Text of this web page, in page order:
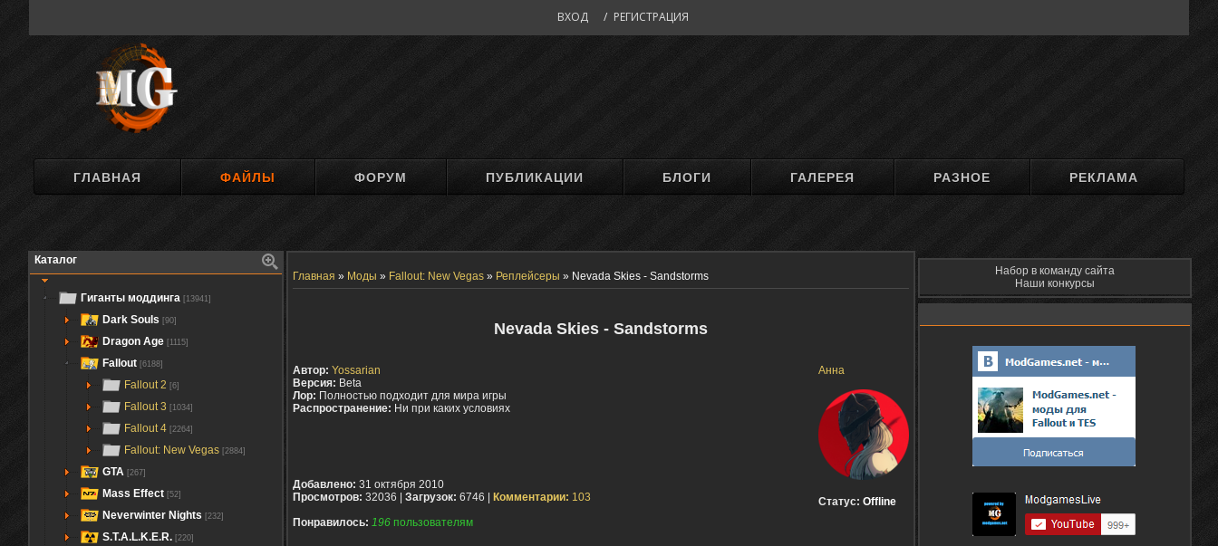
ВХОД / РЕГИСТРАЦИЯ
ГЛАВНАЯ ФАЙЛЫ ФОРУМ ПУБЛИКАЦИИ БЛОГИ ГАЛЕРЕЯ РАЗНОЕ РЕКЛАМА
Каталог
Гиганты моддинга [13941]
Dark Souls [90]
Dragon Age [1115]
Fallout [6188]
Fallout 2 [6]
Fallout 3 [1034]
Fallout 4 [2264]
Fallout: New Vegas [2884]
GTA [267]
Mass Effect [52]
Neverwinter Nights [232]
S.T.A.L.K.E.R. [220]
Главная » Моды » Fallout: New Vegas » Реплейсеры » Nevada Skies - Sandstorms
Nevada Skies - Sandstorms
Анна
Статус: Offline
Автор: Yossarian
Версия: Beta
Лор: Полностью подходит для мира игры
Распространение: Ни при каких условиях
Добавлено: 31 октября 2010
Просмотров: 32036 | Загрузок: 6746 | Комментарии: 103
Понравилось: 196 пользователям
Набор в команду сайта
Наши конкурсы